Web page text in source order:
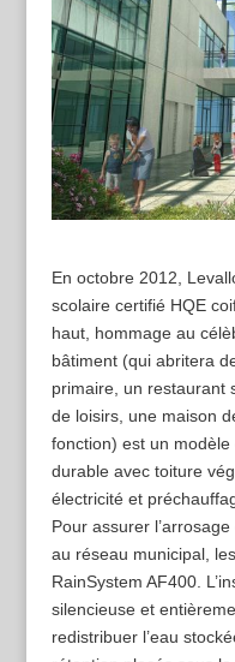
En octobre 2012,
scolaire certifié HQE
haut, hommage au
bâtiment (qui abritera
primaire, un restaurant
de loisirs, une maison
fonction) est un
durable avec toiture
électricité et
Pour assurer
au réseau municipal,
RainSystem AF400.
silencieuse et
redistribuer l’eau